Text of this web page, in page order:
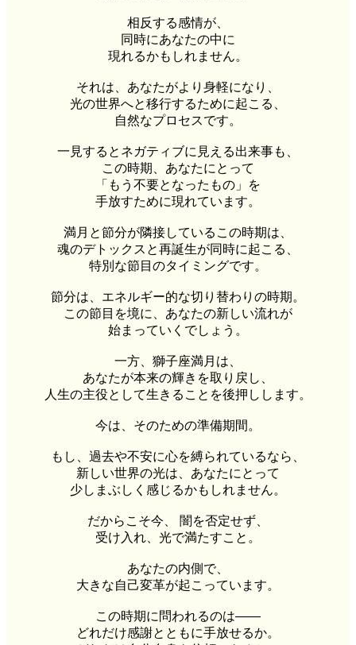
相反する感情が、
同時にあなたの中に
現れるかもしれません。
それは、あなたがより身軽になり、
光の世界へと移行するために起こる、
自然なプロセスです。
一見するとネガティブに見える出来事も、
この時期、あなたにとって
「もう不要となったもの」を
手放すために現れています。
満月と節分が隣接しているこの時期は、
魂のデトックスと再誕生が同時に起こる、
特別な節目のタイミングです。
節分は、エネルギー的な切り替わりの時期。
この節目を境に、あなたの新しい流れが
始まっていくでしょう。
一方、獅子座満月は、
あなたが本来の輝きを取り戻し、
人生の主役として生きることを後押しします。
今は、そのための準備期間。
もし、過去や不安に心を縛られているなら、
新しい世界の光は、あなたにとって
少しまぶしく感じるかもしれません。
だからこそ今、 闇を否定せず、
受け入れ、光で満たすこと。
あなたの内側で、
大きな自己変革が起こっています。
この時期に問われるのは――
どれだけ感謝とともに手放せるか。